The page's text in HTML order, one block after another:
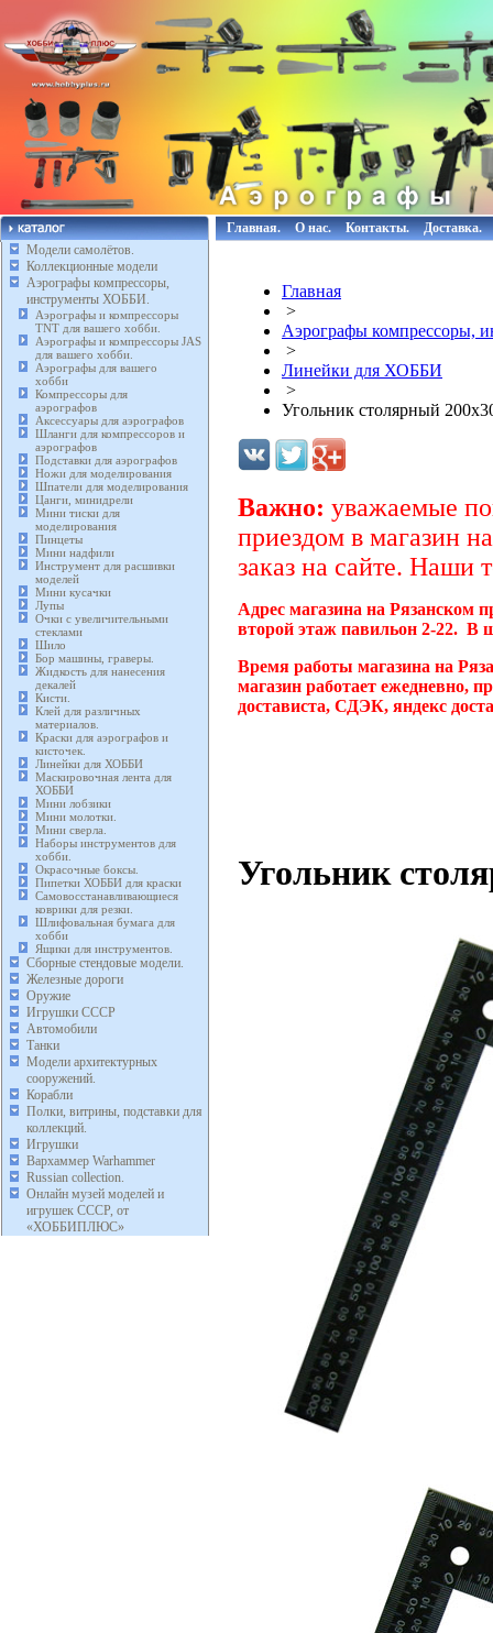
Модели самолётов.
Коллекционные модели
Аэрографы компрессоры,
инструменты ХОББИ.
Аэрографы и компрессоры
TNT для вашего хобби.
Аэрографы и компрессоры JAS
для вашего хобби.
Аэрографы для вашего
хобби
Компрессоры для
аэрографов
Аксессуары для аэрографов
Шланги для компрессоров и
аэрографов
Подставки для аэрографов
Ножи для моделирования
Шпатели для моделирования
Цанги, минидрели
Мини тиски для
моделирования
Пинцеты
Мини надфили
Инструмент для расшивки
моделей
Мини кусачки
Лупы
Очки с увеличительными
стеклами
Шило
Бор машины, граверы.
Жидкость для нанесения
декалей
Кисти.
Клей для различных
материалов.
Краски для аэрографов и
кисточек.
Линейки для ХОББИ
Маскировочная лента для
ХОББИ
Мини лобзики
Мини молотки.
Мини сверла.
Наборы инструментов для
хобби.
Окрасочные боксы.
Пипетки ХОББИ для краски
Самовосстанавливающиеся
коврики для резки.
Шлифовальная бумага для
хобби
Ящики для инструментов.
Сборные стендовые модели.
Железные дороги
Оружие
Игрушки СССР
Автомобили
Танки
Модели архитектурных
сооружений.
Корабли
Полки, витрины, подставки для
коллекций.
Игрушки
Вархаммер Warhammer
Russian collection.
Онлайн музей моделей и
игрушек СССР, от
«ХОББИПЛЮС»
Главная. О нас. Контакты. Доставка.
Главная
>
Аэрографы компрессоры,
>
Линейки для ХОББИ
>
Угольник столярный
Важно: уважаемые
приездом в магазин
заказ на сайте. Наши
Адрес магазина на Рязанском
второй этаж павильон 2-22. В
Время работы магазина на
магазин работает ежедневно,
достависта, СДЭК, яндекс
Угольник